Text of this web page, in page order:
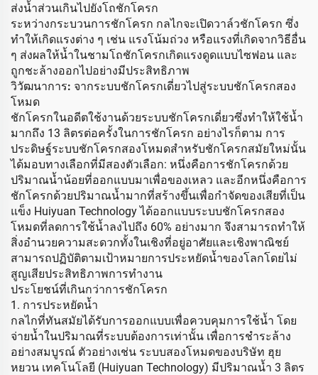
ส่งน้ำส่วนเกินไปยังโถชักโครก
ระหว่างกระบวนการชักโครก กลไกจะเปิดวาล์วชักโครก ซึ่ง
ทำให้เกิดแรงต่าง ๆ เช่น แรงโน้มถ่วง หรือแรงที่เกิดจากวิธีอื่น
ๆ ส่งผลให้น้ำในชามโถชักโครกเกิดแรงดูดแบบไซฟอน และ
ถูกชะล้างออกไปอย่างมีประสิทธิภาพ
วิวัฒนาการ: จากระบบชักโครกเดี่ยวไปสู่ระบบชักโครกสอง
โหมด
ชักโครกในอดีตใช้งานด้วยระบบชักโครกเดี่ยวซึ่งทำให้ใช้น้ำ
มากถึง 13 ลิตรต่อครั้งในการชักโครก อย่างไรก็ตาม การ
ประดิษฐ์ระบบชักโครกสองโหมดสำหรับชักโครกสมัยใหม่นั้น
ได้มอบทางเลือกที่มีสองตัวเลือก: หนึ่งคือการชักโครกด้วย
ปริมาณน้ำน้อยที่ออกแบบมาเพื่อของเหลว และอีกหนึ่งคือการ
ชักโครกด้วยปริมาณน้ำมากที่สร้างขึ้นเพื่อกำจัดของเสียที่เป็น
แข็ง Huiyuan Technology ได้ออกแบบระบบชักโครกสอง
โหมดที่ลดการใช้น้ำลงไปถึง 60% อย่างมาก จึงสามารถทำให้
สิ่งอำนวยความสะดวกทั้งในเชิงที่อยู่อาศัยและเชิงพาณิชย์
สามารถปฏิบัติตามเป้าหมายการประหยัดน้ำของโลกโดยไม่
สูญเสียประสิทธิภาพการทำงาน
ประโยชน์ที่เกินกว่าการชักโครก
1. การประหยัดน้ำ
กลไกที่ทันสมัยได้รับการออกแบบเพื่อควบคุมการใช้น้ำ โดย
จ่ายน้ำในปริมาณที่ระบบต้องการเท่านั้น เพื่อการชำระล้าง
อย่างสมบูรณ์ ตัวอย่างเช่น ระบบสองโหมดของบริษัท ฮุย
หยวน เทคโนโลยี (Huiyuan Technology) มีปริมาณน้ำ 3 ลิตร